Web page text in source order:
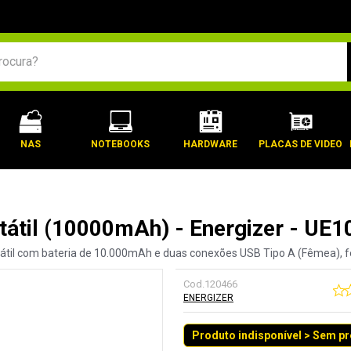
NAS NOTEBOOKS HARDWARE PLACAS DE VIDEO
(10000mAh) - Energizer -
com bateria de 10.000mAh e duas conexões USB Tipo A (Fêmea),
Cod.120466
ENERGIZER
Produto indisponível > Sem